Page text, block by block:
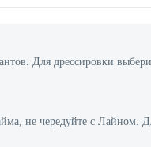
Для дрессировки
не чередуйте с